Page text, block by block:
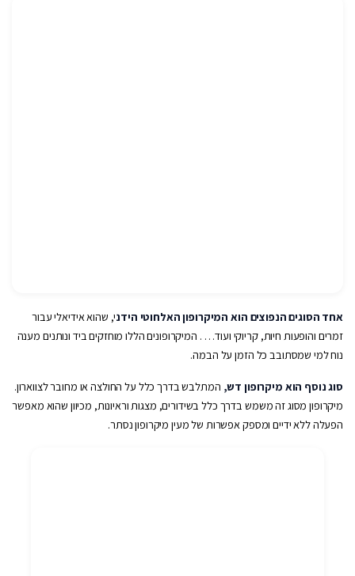
אחד הסוגים הנפוצים הוא המיקרופון האלחוטי הידני, שהוא אידיאלי עבור
זמרים והופעות חיות, קריוקי ועוד… . המיקרופונים הללו מוחזקים ביד ונותנים מענה
נוח למי שמסתובב כל הזמן על הבמה.
סוג נוסף הוא מיקרופון דש, המתלבש בדרך כלל על החולצה או מחובר לצווארון.
מיקרופון מסוג זה משמש בדרך כלל בשידורים, מצגות וראיונות, מכיוון שהוא מאפשר
הפעלה ללא ידיים ומספק אפשרות של מעין מיקרופון נסתר.